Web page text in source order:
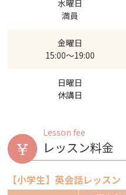
水曜日
満員
金曜日
15:00～19:00
日曜日
休講日
Lesson fee
レッスン料金
【小学生】英会話レッスン